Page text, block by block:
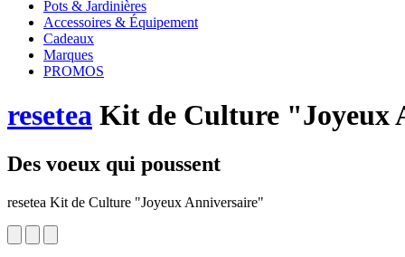
Pots & Jardinières
Accessoires & Équipement
Cadeaux
Marques
PROMOS
resetea Kit de Culture "Joyeux
Des voeux qui poussent
resetea Kit de Culture "Joyeux Anniversaire"